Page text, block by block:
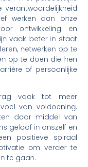
werken aan onze
ontwikkeling en
vaak beter in staat
netwerken op te
op te doen die hen
of persoonlijke
vaak tot meer
van voldoening.
door middel van
geloof in onszelf en
positieve spiraal
om verder te
te gaan.